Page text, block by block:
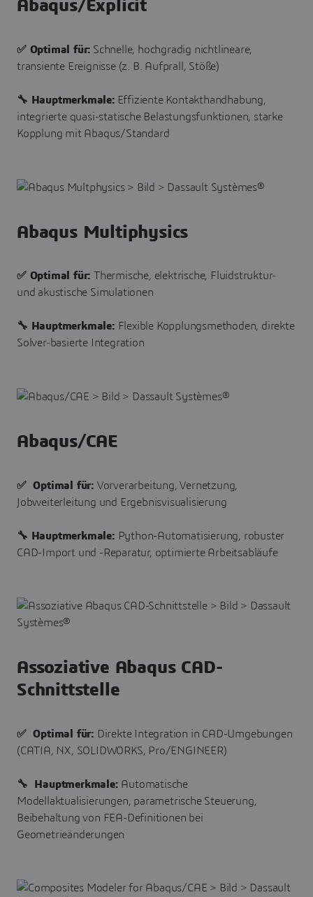
Abaqus/Explicit
✅ Optimal für: Schnelle, hochgradig nichtlineare,
transiente Ereignisse (z. B. Aufprall, Stöße)
🔧 Hauptmerkmale:Effiziente Kontakthandhabung,
integrierte quasi-statische Belastungsfunktionen, starke
Kopplung mit Abaqus/Standard
Abaqus Multiphysics
✅ Optimal für: Thermische, elektrische, Fluidstruktur-
und akustische Simulationen
🔧 Hauptmerkmale: Flexible Kopplungsmethoden, direkte
Solver-basierte Integration
Abaqus/CAE
✅ Optimal für: Vorverarbeitung, Vernetzung,
Jobweiterleitung und Ergebnisvisualisierung
🔧 Hauptmerkmale: Python-Automatisierung, robuster
CAD-Import und -Reparatur, optimierte Arbeitsabläufe
Assoziative Abaqus CAD-
Schnittstelle
✅ Optimal für: Direkte Integration in CAD-Umgebungen
(CATIA, NX, SOLIDWORKS, Pro/ENGINEER)
🔧 Hauptmerkmale: Automatische
Modellaktualisierungen, parametrische Steuerung,
Beibehaltung von FEA-Definitionen bei
Geometrieänderungen